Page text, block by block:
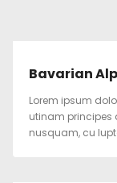
Bavarian
Lorem ipsum
utinam principes
nusquam, cu